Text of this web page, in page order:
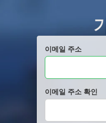
이메일 주소
이메일 주소 확인